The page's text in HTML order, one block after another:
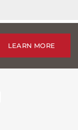
LEARN MORE